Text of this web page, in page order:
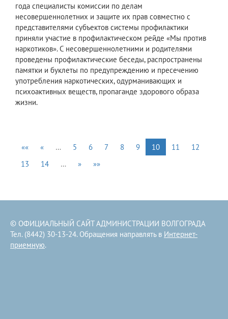
года специалисты комиссии по делам
несовершеннолетних и защите их прав совместно с
представителями субъектов системы профилактики
приняли участие в профилактическом рейде «Мы против
наркотиков». С несовершеннолетними и родителями
проведены профилактические беседы, распространены
памятки и буклеты по предупреждению и пресечению
употребления наркотических, одурманивающих и
психоактивных веществ, пропаганде здорового образа
жизни.
«« « … 5 6 7 8 9 10 11
12
13
14 … » »»
© ОФИЦИАЛЬНЫЙ САЙТ АДМИНИСТРАЦИИ ВОЛГОГРАДА
Тел. (8442) 30-13-24. Обращения направлять в Интернет-
приемную.